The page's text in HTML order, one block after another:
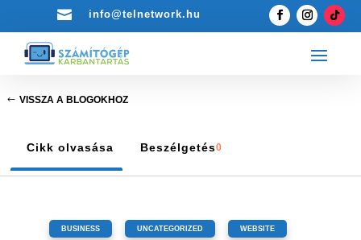
 info@telnetwork.hu
VISSZA A BLOGOKHOZ
Cikk olvasása Beszélgetés0
BUSINESS UNCATEGORIZED WEBSITE